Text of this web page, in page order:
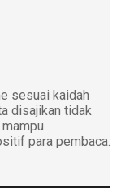
sesuai kaidah
disajikan tidak
para pembaca.